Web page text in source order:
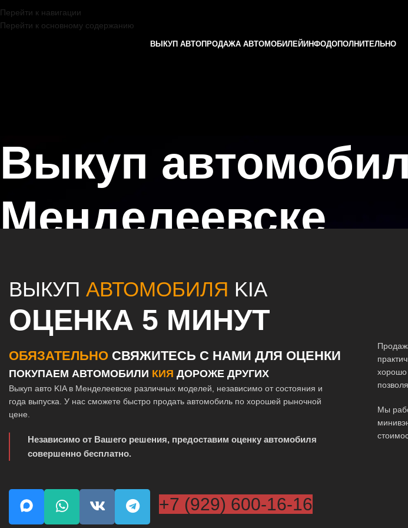
Перейти к навигации
Перейти к основному содержанию
ВЫКУП АВТОПРОДАЖА АВТОМОБИЛЕЙ ИНФОДОПОЛНИТЕЛЬНО
Выкуп
Менделеевске
ВЫКУП АВТОМОБИЛЯ KIA
ОЦЕНКА 5 МИНУТ
ОБЯЗАТЕЛЬНО СВЯЖИТЕСЬ С НАМИ ДЛЯ ОЦЕНКИ
ПОКУПАЕМ АВТОМОБИЛИ КИЯ ДОРОЖЕ ДРУГИХ
Выкуп авто KIA в Менделеевске различных моделей, независимо от состояния и
года выпуска. У нас сможете быстро продать автомобиль по хорошей рыночной
цене.
Независимо от Вашего решения, предоставим оценку автомобиля
совершенно бесплатно.
+7 (929) 600-16-16
хорошо
Мы